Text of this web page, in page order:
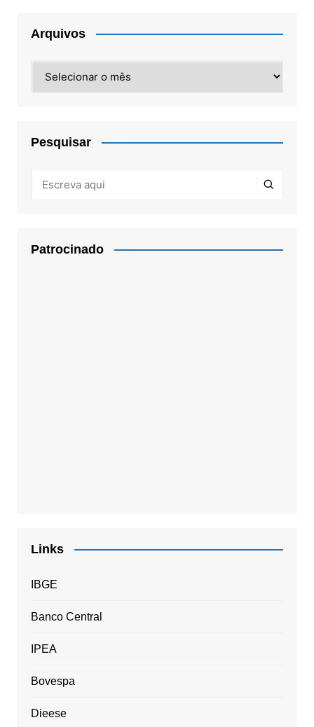
Arquivos
Pesquisar
Patrocinado
Links
IBGE
Banco Central
IPEA
Bovespa
Dieese